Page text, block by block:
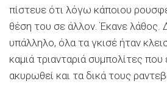
πίστευε ότι λόγω κάποιου
θέση του σε άλλον. Έκανε λάθος.
υπάλληλο, όλα τα γκισέ ήταν
καμιά τριανταριά συμπολίτες που
ακυρωθεί και τα δικά τους